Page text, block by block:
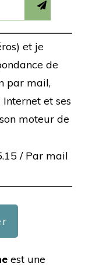
et je
de
par mail,
et ses
moteur de
/ Par mail
est une